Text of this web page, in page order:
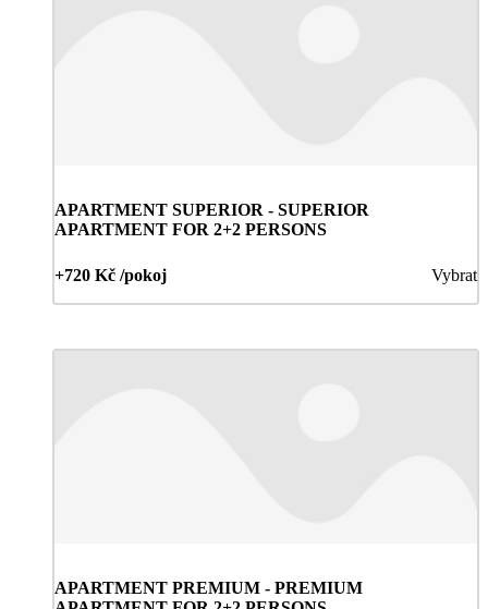
APARTMENT SUPERIOR - SUPERIOR
APARTMENT FOR 2+2 PERSONS
+720 Kč /pokoj Vybrat
APARTMENT PREMIUM - PREMIUM